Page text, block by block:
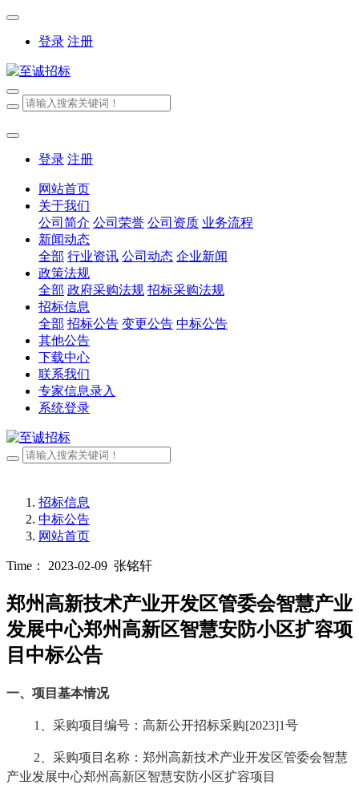
登录 注册
登录 注册
网站首页
关于我们
公司简介 公司荣誉 公司资质 业务流程
新闻动态
全部 行业资讯 公司动态 企业新闻
政策法规
全部 政府采购法规 招标采购法规
招标信息
全部 招标公告 变更公告 中标公告
其他公告
下载中心
联系我们
专家信息录入
系统登录
招标信息
中标公告
网站首页
Time： 2023-02-09 张铭轩
郑州高新技术产业开发区管委会智慧产业
发展中心郑州高新区智慧安防小区扩容项
目中标公告
一、 项目基本情况
1、采购项目编号： 高新公开招标采购[2023]1号
2、采购项目名称： 郑州高新技术产业开发区管委会智慧
产业发展中心郑州高新区智慧安防小区扩容项目